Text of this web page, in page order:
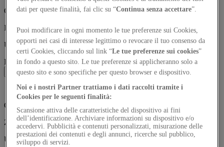
Click to upload or drag and drop
Image (JPG, PNG) file up to 1MB
Upload a project image (JPG, PNG, max 1MB)
Project Materials
Click to upload or drag and drop
ZIP file up to 25MB
Upload project materials as a ZIP file (max 25MB)
dati per queste finalità, fai clic su “Continua senza accettare”.
Puoi modificare in ogni momento le tue preferenze sui Cookies,
opporti nei casi di interesse legittimo o revocare il tuo consenso da
certi Cookies, cliccando sul link “Le tue preferenze sui cookies”
in fondo a questo sito. Le tue preferenze si applicheranno solo a
questo sito e sono specifiche per questo browser e dispositivo.
Noi e i nostri Partner trattiamo i dati raccolti tramite i
Cookies per le seguenti finalità:
Scansione attiva delle caratteristiche del dispositivo ai fini
dell’identificazione. Archiviare informazioni su dispositivo e/o
accedervi. Pubblicità e contenuti personalizzati, misurazione delle
prestazioni dei contenuti e degli annunci, ricerche sul pubblico,
sviluppo di servizi.